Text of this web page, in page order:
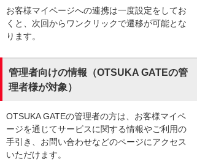
お客様マイページへの連携は一度設定をしてお
くと、次回からワンクリックで遷移が可能とな
ります。
管理者向けの情報（OTSUKA GATEの管
理者様が対象）
OTSUKA GATEの管理者の方は、お客様マイペ
ージを通じてサービスに関する情報やご利用の
手引き、お問い合わせなどのページにアクセス
いただけます。